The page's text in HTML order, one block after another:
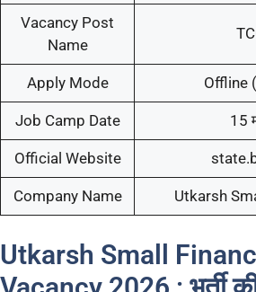
Vacancy Post
Name
Apply Mode Offline
Job Camp Date 15
Official Website
Company Name Utkarsh
Utkarsh Small